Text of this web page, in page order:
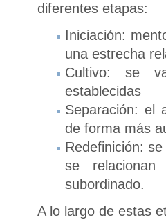
diferentes etapas:
Iniciación:
una estrecha
Cultivo: se
establecidas
Separación: el
de forma más
Redefinición:
se
subordinado.
A lo largo de estas